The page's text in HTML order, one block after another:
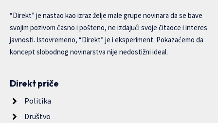
“Direkt” je nastao kao izraz želje male grupe novinara da se bave
svojim pozivom časno i pošteno, ne izdajući svoje čitaoce i interes
javnosti. Istovremeno, “Direkt” je i eksperiment. Pokazaćemo da
koncept slobodnog novinarstva nije nedostižni ideal.
Direkt priče
Politika
Društvo